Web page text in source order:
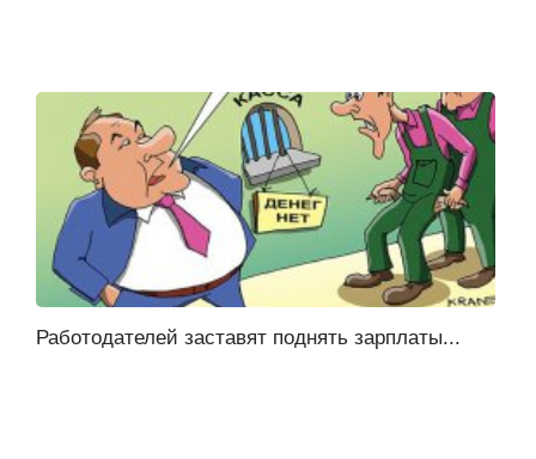
Работодателей заставят поднять зарплаты...